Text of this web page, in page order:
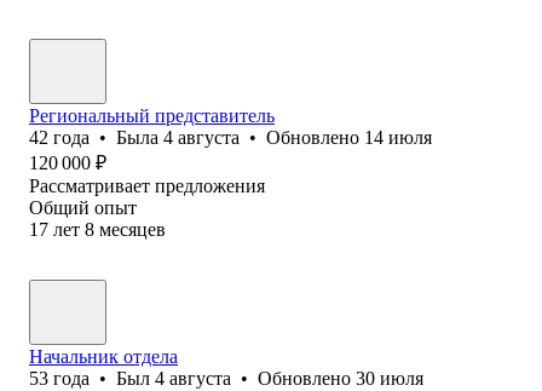
Региональный представитель
42 года • Была 4 августа • Обновлено 14 июля
120 000 ₽
Рассматривает предложения
Общий опыт
17 лет 8 месяцев
Начальник отдела
53 года • Был 4 августа • Обновлено 30 июля